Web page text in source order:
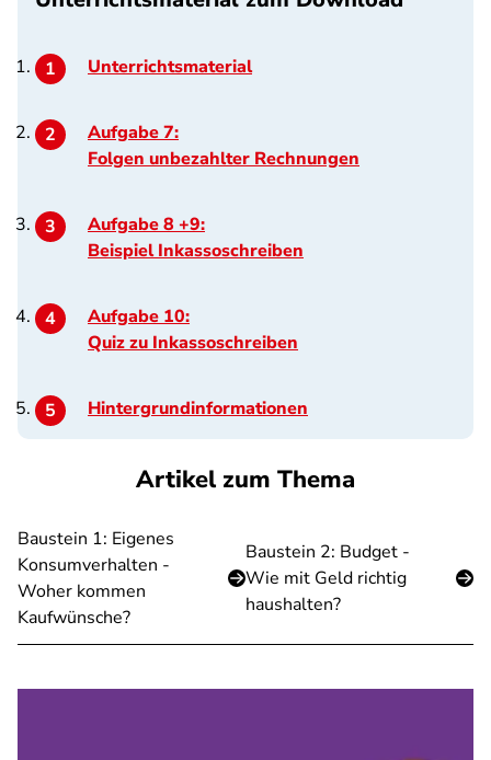
Unterrichtsmaterial
Aufgabe 7:
Folgen unbezahlter Rechnungen
Aufgabe 8 +9:
Beispiel Inkassoschreiben
Aufgabe 10:
Quiz zu Inkassoschreiben
Hintergrundinformationen
Artikel zum Thema
Baustein 1: Eigenes
Konsumverhalten -
Woher kommen
Kaufwünsche?
Baustein 2: Budget -
Wie mit Geld richtig
haushalten?